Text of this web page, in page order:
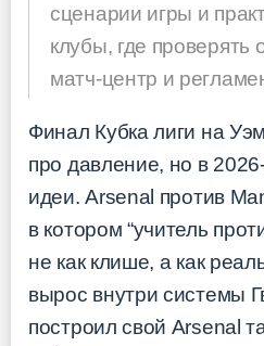
сценарии игры и
клубы, где
матч-центр и
Финал Кубка лиги на
про давление, но в
идеи. Arsenal против
в котором “учитель
не как клише, а как
вырос внутри системы
построил свой Arsenal